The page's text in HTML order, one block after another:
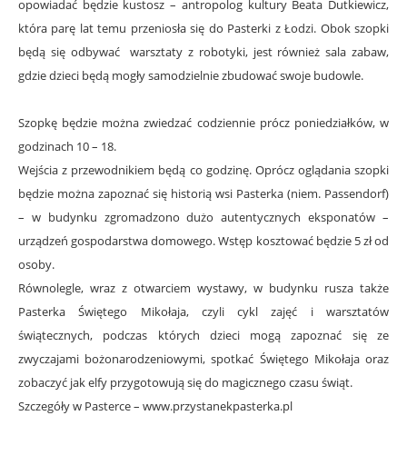
opowiadać będzie kustosz – antropolog kultury Beata Dutkiewicz,
która parę lat temu przeniosła się do Pasterki z Łodzi. Obok szopki
będą się odbywać warsztaty z robotyki, jest również sala zabaw,
gdzie dzieci będą mogły samodzielnie zbudować swoje budowle.
Szopkę będzie można zwiedzać codziennie prócz poniedziałków, w
godzinach 10 – 18.
Wejścia z przewodnikiem będą co godzinę. Oprócz oglądania szopki
będzie można zapoznać się historią wsi Pasterka (niem. Passendorf)
– w budynku zgromadzono dużo autentycznych eksponatów –
urządzeń gospodarstwa domowego. Wstęp kosztować będzie 5 zł od
osoby.
Równolegle, wraz z otwarciem wystawy, w budynku rusza także
Pasterka Świętego Mikołaja, czyli cykl zajęć i warsztatów
świątecznych, podczas których dzieci mogą zapoznać się ze
zwyczajami bożonarodzeniowymi, spotkać Świętego Mikołaja oraz
zobaczyć jak elfy przygotowują się do magicznego czasu świąt.
Szczegóły w Pasterce – www.przystanekpasterka.pl